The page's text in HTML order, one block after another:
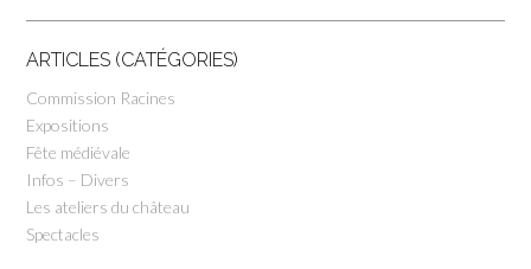
ARTICLES (CATÉGORIES)
Commission Racines
Expositions
Fête médiévale
Infos – Divers
Les ateliers du château
Spectacles